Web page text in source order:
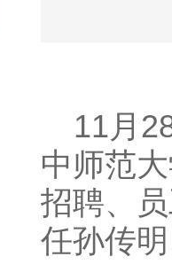
11月
中师范
招聘、
任孙传